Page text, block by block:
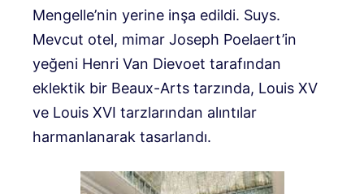
Mengelle’nin yerine inşa edildi. Suys.
Mevcut otel, mimar Joseph Poelaert’in
yeğeni Henri Van Dievoet tarafından
eklektik bir Beaux-Arts tarzında, Louis XV
ve Louis XVI tarzlarından alıntılar
harmanlanarak tasarlandı.